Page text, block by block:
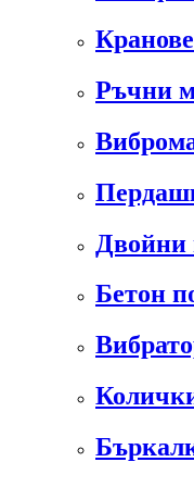
Ръчни
Двойни
Бетон